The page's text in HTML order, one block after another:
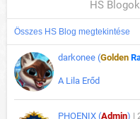
HS
Összes HS Blog megtekintése
darkonee (Golden
A Lila Erőd
PHOENIX (Admin) |